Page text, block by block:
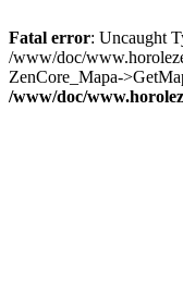
Fatal error: Uncaught
/www/doc/
ZenCore_Mapa-
/www/doc/